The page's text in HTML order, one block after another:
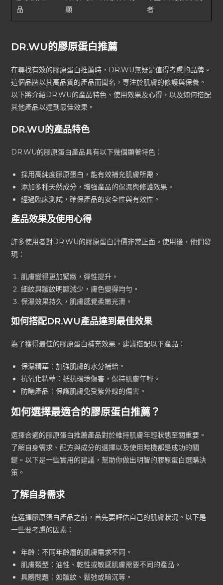
品
顯
者
DR.WU的膠原蛋白推薦
在尋找有效的膠原蛋白推薦時，DR.WU無疑是值得考慮的品牌。
這個品牌以其高品質的產品而聞名，專注於肌膚的修護與保養。
以下將介紹DR.WU的產品特色、使用效果及心得，以及如何搭配
其他產品以達到最佳效果。
DR.WU的產品特色
DR.WU的膠原蛋白產品具有以下幾個顯著特色：
採用高純度膠原蛋白，能有效補充肌膚所需。
添加多種天然成分，增強產品的保濕與修護效果。
經過臨床測試，確保產品的安全性與有效性。
產品效果及使用心得
許多使用者對DR.WU的膠原蛋白評價非常正面。使用後，他們發
現：
肌膚變得更加緊緻，彈性提升。
細紋與皺紋明顯減少，膚色變得均勻。
保濕效果持久，肌膚感覺柔嫩光滑。
如何搭配DR.WU產品達到最佳效果
為了獲得最佳的膠原蛋白補充效果，建議搭配以下產品：
保濕精華：加強肌膚的水分補給。
抗氧化精華：抵抗環境傷害，保持肌膚年輕。
防曬產品：保護肌膚免受紫外線的傷害。
如何選擇最適合的膠原蛋白推薦？
選擇合適的膠原蛋白推薦產品對於維持肌膚年輕狀態至關重要。
了解自身需求、配方與成分的選擇以及使用時機都是成功的關
鍵。以下是一些實用的建議，幫助你做出明智的膠原蛋白選購決
策。
了解自身需求
在選擇膠原蛋白產品之前，首先要評估自己的肌膚狀況。以下是
一些要考慮的因素：
年齡：不同年齡層的肌膚需求不同。
肌膚類型：油性、乾性或敏感肌膚需要不同的產品。
具體問題：如皺紋、鬆弛或暗沉等。